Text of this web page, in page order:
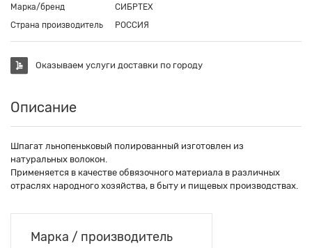
Марка/бренд
СИБРТЕХ
Страна производитель
РОССИЯ
Оказываем услуги доставки по городу
Описание
Шпагат льнопеньковый полированный изготовлен из
натуральных волокон.
Применяется в качестве обвязочного материала в различных
отраслях народного хозяйства, в быту и пищевых производствах.
Марка / производитель